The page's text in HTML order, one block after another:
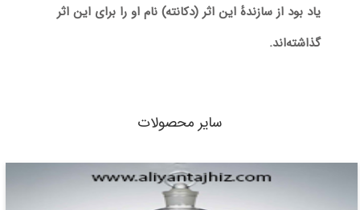
یاد بود از سازندهٔ این اثر (دکانته) نام او را برای این اثر
گذاشته‌اند.
سایر محصولات